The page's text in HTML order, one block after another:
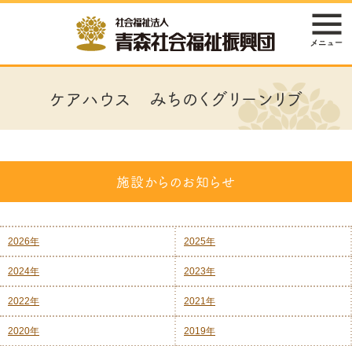
ケアハウス みちのくグリーンリブ
施設からのお知らせ
2026年 2025年
2024年 2023年
2022年 2021年
2020年 2019年